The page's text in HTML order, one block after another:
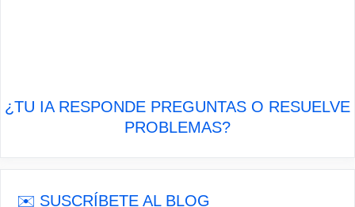
¿TU IA RESPONDE PREGUNTAS O RESUELVE
PROBLEMAS?
✉️ SUSCRÍBETE AL BLOG